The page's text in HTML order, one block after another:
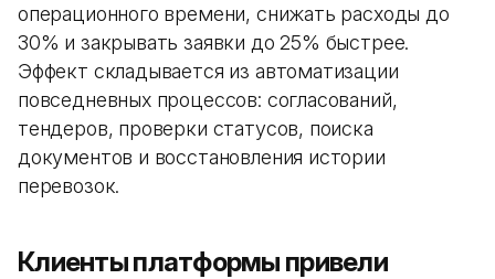
операционного времени, снижать расходы до
30% и закрывать заявки до 25% быстрее.
Эффект складывается из автоматизации
повседневных процессов: согласований,
тендеров, проверки статусов, поиска
документов и восстановления истории
перевозок.
Клиенты платформы привели